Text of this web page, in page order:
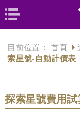
目前位置： 首頁
索星號-自動計價表
探索星號費用試